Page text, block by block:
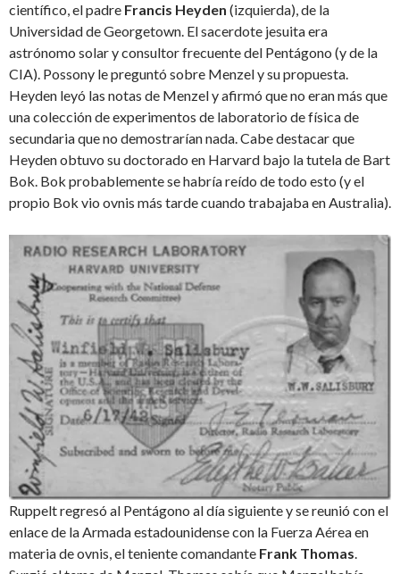
científico, el padre Francis Heyden (izquierda), de la
Universidad de Georgetown. El sacerdote jesuita era
astrónomo solar y consultor frecuente del Pentágono (y de la
CIA). Possony le preguntó sobre Menzel y su propuesta.
Heyden leyó las notas de Menzel y afirmó que no eran más que
una colección de experimentos de laboratorio de física de
secundaria que no demostrarían nada. Cabe destacar que
Heyden obtuvo su doctorado en Harvard bajo la tutela de Bart
Bok. Bok probablemente se habría reído de todo esto (y el
propio Bok vio ovnis más tarde cuando trabajaba en Australia).
Ruppelt regresó al Pentágono al día siguiente y se reunió con el
enlace de la Armada estadounidense con la Fuerza Aérea en
materia de ovnis, el teniente comandante Frank Thomas.